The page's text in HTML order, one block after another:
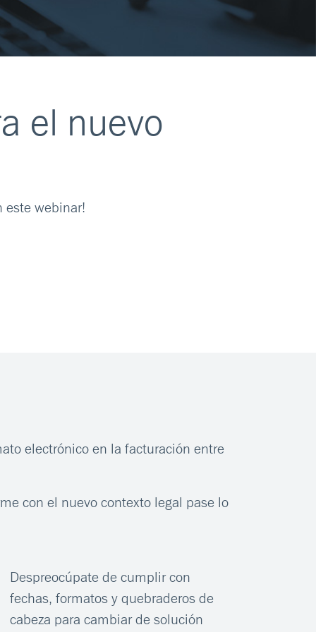
el nuevo
este webinar!
electrónico en la facturación entre
con el nuevo contexto legal pase lo
Despreocúpate de cumplir con
fechas, formatos y quebraderos de
cabeza para cambiar de solución